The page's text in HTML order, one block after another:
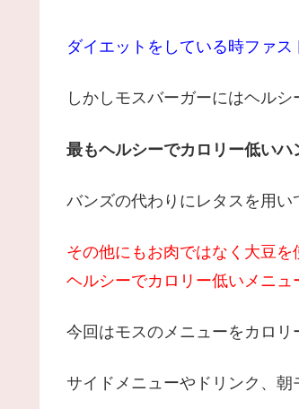
ダイエットをしている時ファス
しかしモスバーガーにはヘル
最もヘルシーでカロリー低いハ
バンズの代わりにレタスを用
その他にもお肉ではなく大豆を
ヘルシーでカロリー低いメニ
今回はモスのメニューをカロリ
サイドメニューやドリンク、朝